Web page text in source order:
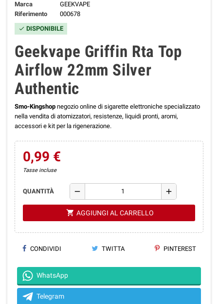
Marca
GEEKVAPE
Riferimento
000678
check DISPONIBILE
Geekvape Griffin Rta Top
Airflow 22mm Silver
Authentic
Smo-Kingshop negozio online di sigarette elettroniche specializzato
nella vendita di atomizzatori, resistenze, liquidi pronti, aromi,
accessori e kit per la rigenerazione.
0,99 €
Tasse incluse
QUANTITÀ remove add
shopping_cart AGGIUNGI AL CARRELLO
CONDIVIDI TWITTA PINTEREST
WhatsApp
Telegram